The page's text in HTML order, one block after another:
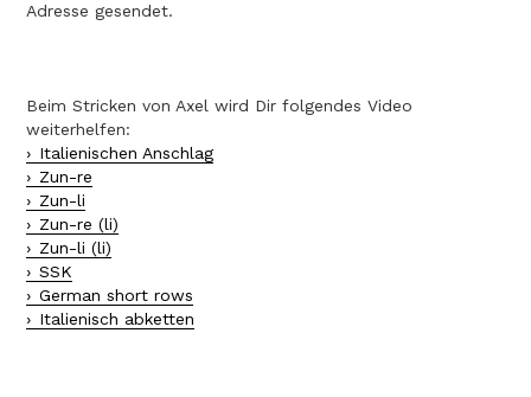
Adresse gesendet.
Beim Stricken von Axel wird Dir folgendes Video
weiterhelfen:
Italienischen Anschlag
Zun-re
Zun-li
Zun-re (li)
Zun-li (li)
SSK
German short rows
Italienisch abketten